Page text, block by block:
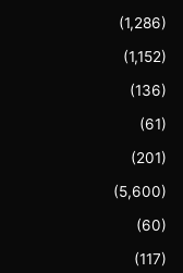
(1,286)
(1,152)
(136)
(61)
(201)
(5,600)
(60)
(117)